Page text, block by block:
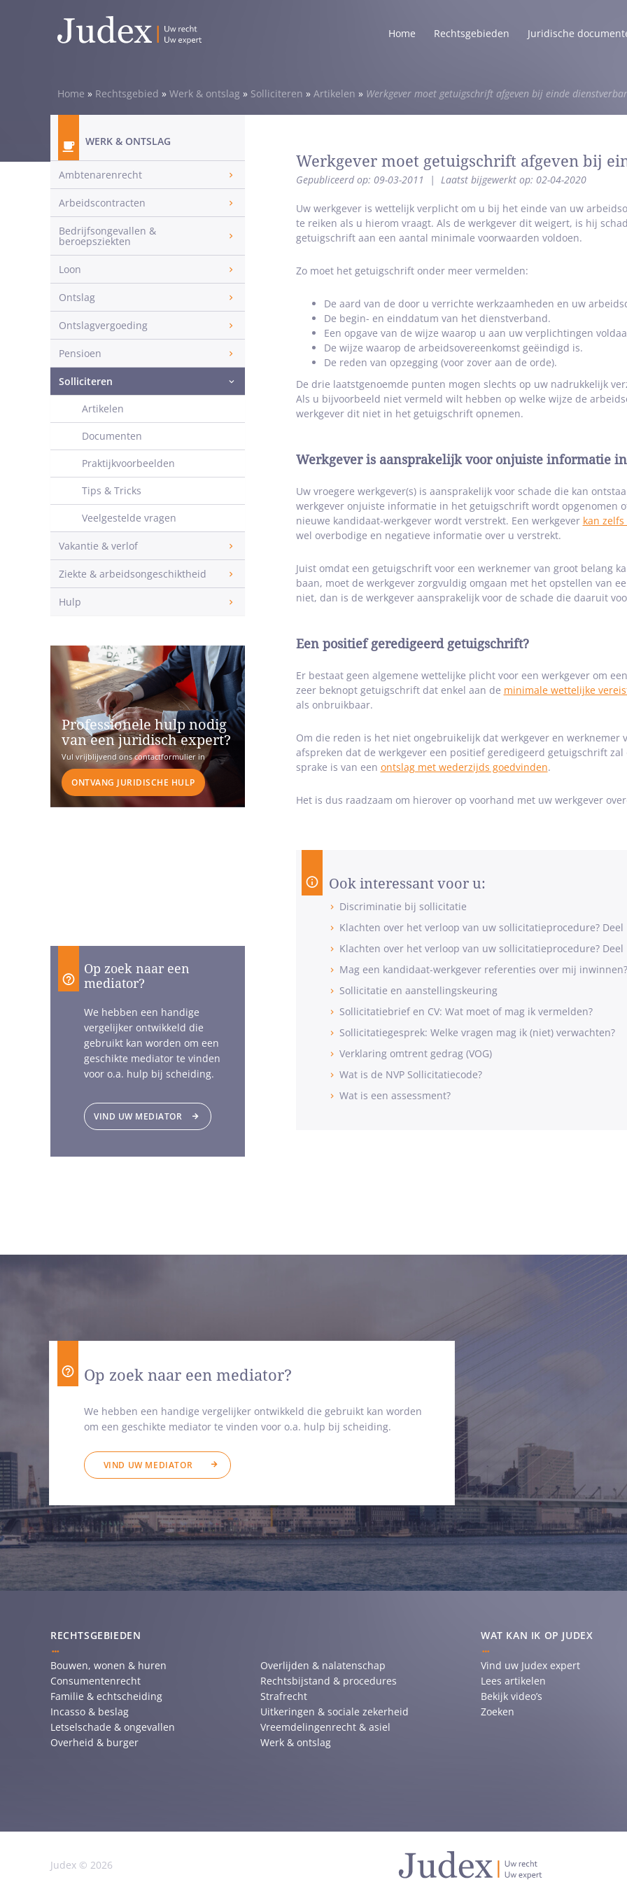
Home Rechtsgebieden Juridische
Home » Rechtsgebied » Werk & ontslag » Solliciteren » Artikelen » Werkgever moet getuigschrift afgeven bij einde
Werkgever moet getuigschrift afgeven bij
Gepubliceerd op: 09-03-2011 | Laatst bijgewerkt op: 02-04-2020
Uw werkgever is wettelijk verplicht om u bij het einde van uw
te reiken als u hierom vraagt. Als de werkgever dit weigert, is hij
getuigschrift aan een aantal minimale voorwaarden voldoen.
Zo moet het getuigschrift onder meer vermelden:
De aard van de door u verrichte werkzaamheden en uw
De begin- en einddatum van het dienstverband.
Een opgave van de wijze waarop u aan uw verplichtingen
De wijze waarop de arbeidsovereenkomst geëindigd is.
De reden van opzegging (voor zover aan de orde).
De drie laatstgenoemde punten mogen slechts op uw nadrukkelijk
Als u bijvoorbeeld niet vermeld wilt hebben op welke wijze de
werkgever dit niet in het getuigschrift opnemen.
Werkgever is aansprakelijk voor onjuiste informatie
Uw vroegere werkgever(s) is aansprakelijk voor schade die kan
werkgever onjuiste informatie in het getuigschrift wordt opgenomen
nieuwe kandidaat-werkgever wordt verstrekt. Een werkgever kan
wel overbodige en negatieve informatie over u verstrekt.
Juist omdat een getuigschrift voor een werknemer van groot belang
baan, moet de werkgever zorgvuldig omgaan met het opstellen van
niet, dan is de werkgever aansprakelijk voor de schade die daaruit
Een positief geredigeerd getuigschrift?
Er bestaat geen algemene wettelijke plicht voor een werkgever om
zeer beknopt getuigschrift dat enkel aan de minimale wettelijke
als onbruikbaar.
Om die reden is het niet ongebruikelijk dat werkgever en werknemer
afspreken dat de werkgever een positief geredigeerd getuigschrift
sprake is van een ontslag met wederzijds goedvinden.
Het is dus raadzaam om hierover op voorhand met uw werkgever
Ook interessant voor u:
Discriminatie bij sollicitatie
Klachten over het verloop van uw sollicitatieprocedure? Deel
Klachten over het verloop van uw sollicitatieprocedure? Deel
Mag een kandidaat-werkgever referenties over mij inwinnen?
Sollicitatie en aanstellingskeuring
Sollicitatiebrief en CV: Wat moet of mag ik vermelden?
Sollicitatiegesprek: Welke vragen mag ik (niet) verwachten?
Verklaring omtrent gedrag (VOG)
Wat is de NVP Sollicitatiecode?
Wat is een assessment?
WERK & ONTSLAG
Ambtenarenrecht
Arbeidscontracten
Bedrijfsongevallen &
beroepsziekten
Loon
Ontslag
Ontslagvergoeding
Pensioen
Solliciteren
Artikelen
Documenten
Praktijkvoorbeelden
Tips & Tricks
Veelgestelde vragen
Vakantie & verlof
Ziekte & arbeidsongeschiktheid
Hulp
Professionele hulp nodig
van een juridisch expert?
Vul vrijblijvend ons contactformulier in
ONTVANG JURIDISCHE HULP
Op zoek naar een
mediator?
We hebben een handige
vergelijker ontwikkeld die
gebruikt kan worden om een
geschikte mediator te vinden
voor o.a. hulp bij scheiding.
VIND UW MEDIATOR
Op zoek naar een mediator?
We hebben een handige vergelijker ontwikkeld die gebruikt kan worden
om een geschikte mediator te vinden voor o.a. hulp bij scheiding.
VIND UW MEDIATOR
RECHTSGEBIEDEN
Bouwen, wonen & huren
Consumentenrecht
Familie & echtscheiding
Incasso & beslag
Letselschade & ongevallen
Overheid & burger
Overlijden & nalatenschap
Rechtsbijstand & procedures
Strafrecht
Uitkeringen & sociale zekerheid
Vreemdelingenrecht & asiel
Werk & ontslag
WAT KAN IK OP JUDEX
Vind uw Judex expert
Lees artikelen
Bekijk video’s
Zoeken
Judex © 2026